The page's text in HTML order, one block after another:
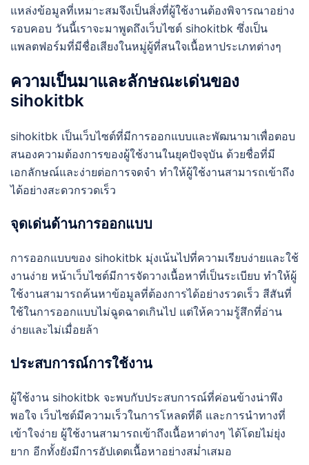
แหล่งข้อมูลที่เหมาะสมจึงเป็นสิ่งที่ผู้ใช้งานต้องพิจารณาอย่าง
รอบคอบ วันนี้เราจะมาพูดถึงเว็บไซต์ sihokitbk ซึ่งเป็น
แพลตฟอร์มที่มีชื่อเสียงในหมู่ผู้ที่สนใจเนื้อหาประเภทต่างๆ
ความเป็นมาและลักษณะเด่นของ
sihokitbk
sihokitbk เป็นเว็บไซต์ที่มีการออกแบบและพัฒนามาเพื่อตอบ
สนองความต้องการของผู้ใช้งานในยุคปัจจุบัน ด้วยชื่อที่มี
เอกลักษณ์และง่ายต่อการจดจำ ทำให้ผู้ใช้งานสามารถเข้าถึง
ได้อย่างสะดวกรวดเร็ว
จุดเด่นด้านการออกแบบ
การออกแบบของ sihokitbk มุ่งเน้นไปที่ความเรียบง่ายและใช้
งานง่าย หน้าเว็บไซต์มีการจัดวางเนื้อหาที่เป็นระเบียบ ทำให้ผู้
ใช้งานสามารถค้นหาข้อมูลที่ต้องการได้อย่างรวดเร็ว สีสันที่
ใช้ในการออกแบบไม่ฉูดฉาดเกินไป แต่ให้ความรู้สึกที่อ่าน
ง่ายและไม่เมื่อยล้า
ประสบการณ์การใช้งาน
ผู้ใช้งาน sihokitbk จะพบกับประสบการณ์ที่ค่อนข้างน่าพึง
พอใจ เว็บไซต์มีความเร็วในการโหลดที่ดี และการนำทางที่
เข้าใจง่าย ผู้ใช้งานสามารถเข้าถึงเนื้อหาต่างๆ ได้โดยไม่ยุ่ง
ยาก อีกทั้งยังมีการอัปเดตเนื้อหาอย่างสม่ำเสมอ